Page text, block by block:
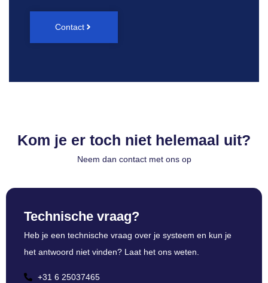
Contact
Kom je er toch niet helemaal uit?
Neem dan contact met ons op
Technische vraag?
Heb je een technische vraag over je systeem en kun je
het antwoord niet vinden? Laat het ons weten.
+31 6 25037465